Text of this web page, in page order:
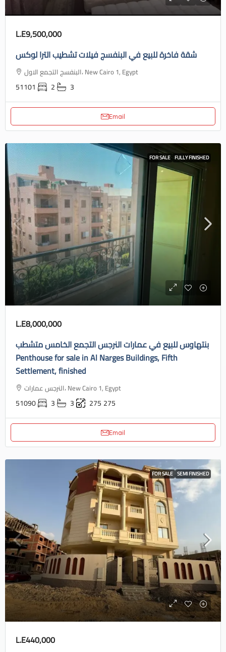
L.E9,500,000
شقة فاخرة للبيع في البنفسج فيلات تشطيب الترا لوكس
البنفسج التجمع الاول، New Cairo 1, Egypt
51101 2 3
Email
FOR SALE FULLY FINISHED
L.E8,000,000
بنتهاوس للبيع في عمارات النرجس التجمع الخامس متشطب
Penthouse for sale in Al Narges Buildings, Fifth
Settlement, finished
النرجس عمارات، New Cairo 1, Egypt
51090 3 3 275 275
Email
FOR SALE SEMI FINISHED
L.E440,000